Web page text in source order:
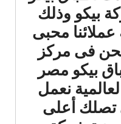
بيكو وذلك
ساعة عملائنا محبى
فى مركز
بيكو مصر
نعمل
أعلى